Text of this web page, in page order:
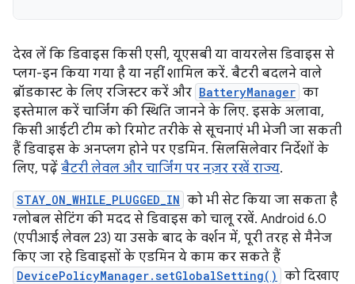
देख लें कि डिवाइस किसी एसी, यूएसबी या वायरलेस डिवाइस से
प्लग-इन किया गया है या नहीं शामिल करें. बैटरी बदलने वाले
ब्रॉडकास्ट के लिए रजिस्टर करें और BatteryManager का
इस्तेमाल करें चार्जिंग की स्थिति जानने के लिए. इसके अलावा,
किसी आईटी टीम को रिमोट तरीके से सूचनाएं भी भेजी जा सकती
हैं डिवाइस के अनप्लग होने पर एडमिन. सिलसिलेवार निर्देशों के
लिए, पढ़ें बैटरी लेवल और चार्जिंग पर नज़र रखें राज्य.
STAY_ON_WHILE_PLUGGED_IN को भी सेट किया जा सकता है
ग्लोबल सेटिंग की मदद से डिवाइस को चालू रखें. Android 6.0
(एपीआई लेवल 23) या उसके बाद के वर्शन में, पूरी तरह से मैनेज
किए जा रहे डिवाइसों के एडमिन ये काम कर सकते हैं
DevicePolicyManager.setGlobalSetting() को दिखाए